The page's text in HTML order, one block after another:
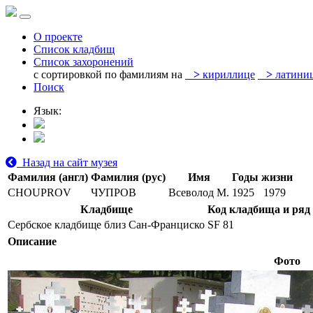
О проекте
Список кладбищ
Список захоронений
с сортировкой по фамилиям на
> кириллице >
Поиск
Язык:
Назад на сайт музея
Фамилия (англ) Фамилия (рус) Имя
Годы жизни
CHOUPROV
ЧУПРОВ Всеволод М. 1925
1979
Кладбище
Код кладбища и ряд
Сербское кладбище близ Сан-Франциско SF 81
Описание
Фото